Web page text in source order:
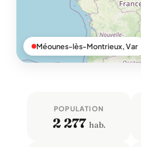
Méounes-lès-Montrieux, Var
POPULATION
2 277 hab.